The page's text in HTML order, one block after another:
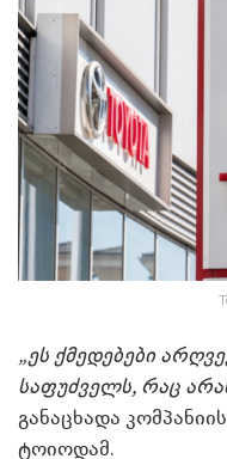
„ეს ქმედებები
საფუძველს, რაც
განაცხადა
ტოიოდამ.